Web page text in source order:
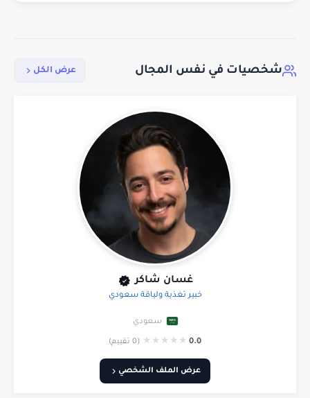
شخصيات في نفس المجال عرض الكل
غسان شاكر
خبير تغذية ولياقة سعودي
سعودي
0.0
★
★
★
★
★ (0 تقييم)
عرض الملف الشخصي